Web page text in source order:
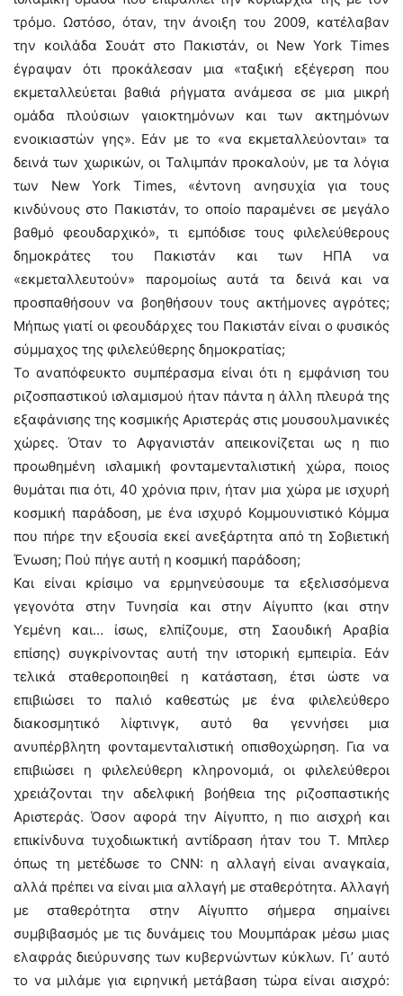
τρόμο. Ωστόσο, όταν, την άνοιξη του 2009, κατέλαβαν
την κοιλάδα Σουάτ στο Πακιστάν, οι New York Times
έγραψαν ότι προκάλεσαν μια «ταξική εξέγερση που
εκμεταλλεύεται βαθιά ρήγματα ανάμεσα σε μια μικρή
ομάδα πλούσιων γαιοκτημόνων και των ακτημόνων
ενοικιαστών γης». Εάν με το «να εκμεταλλεύονται» τα
δεινά των χωρικών, οι Ταλιμπάν προκαλούν, με τα λόγια
των New York Times, «έντονη ανησυχία για τους
κινδύνους στο Πακιστάν, το οποίο παραμένει σε μεγάλο
βαθμό φεουδαρχικό», τι εμπόδισε τους φιλελεύθερους
δημοκράτες του Πακιστάν και των ΗΠΑ να
«εκμεταλλευτούν» παρομοίως αυτά τα δεινά και να
προσπαθήσουν να βοηθήσουν τους ακτήμονες αγρότες;
Μήπως γιατί οι φεουδάρχες του Πακιστάν είναι ο φυσικός
σύμμαχος της φιλελεύθερης δημοκρατίας;
Το αναπόφευκτο συμπέρασμα είναι ότι η εμφάνιση του
ριζοσπαστικού ισλαμισμού ήταν πάντα η άλλη πλευρά της
εξαφάνισης της κοσμικής Αριστεράς στις μουσουλμανικές
χώρες. Όταν το Αφγανιστάν απεικονίζεται ως η πιο
προωθημένη ισλαμική φονταμενταλιστική χώρα, ποιος
θυμάται πια ότι, 40 χρόνια πριν, ήταν μια χώρα με ισχυρή
κοσμική παράδοση, με ένα ισχυρό Κομμουνιστικό Κόμμα
που πήρε την εξουσία εκεί ανεξάρτητα από τη Σοβιετική
Ένωση; Πού πήγε αυτή η κοσμική παράδοση;
Και είναι κρίσιμο να ερμηνεύσουμε τα εξελισσόμενα
γεγονότα στην Τυνησία και στην Αίγυπτο (και στην
Υεμένη και… ίσως, ελπίζουμε, στη Σαουδική Αραβία
επίσης) συγκρίνοντας αυτή την ιστορική εμπειρία. Εάν
τελικά σταθεροποιηθεί η κατάσταση, έτσι ώστε να
επιβιώσει το παλιό καθεστώς με ένα φιλελεύθερο
διακοσμητικό λίφτινγκ, αυτό θα γεννήσει μια
ανυπέρβλητη φονταμενταλιστική οπισθοχώρηση. Για να
επιβιώσει η φιλελεύθερη κληρονομιά, οι φιλελεύθεροι
χρειάζονται την αδελφική βοήθεια της ριζοσπαστικής
Αριστεράς. Όσον αφορά την Αίγυπτο, η πιο αισχρή και
επικίνδυνα τυχοδιωκτική αντίδραση ήταν του Τ. Μπλερ
όπως τη μετέδωσε το CNN: η αλλαγή είναι αναγκαία,
αλλά πρέπει να είναι μια αλλαγή με σταθερότητα. Αλλαγή
με σταθερότητα στην Αίγυπτο σήμερα σημαίνει
συμβιβασμός με τις δυνάμεις του Μουμπάρακ μέσω μιας
ελαφράς διεύρυνσης των κυβερνώντων κύκλων. Γι’ αυτό
το να μιλάμε για ειρηνική μετάβαση τώρα είναι αισχρό: